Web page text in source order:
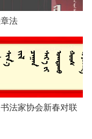
法
法家协会新春对联